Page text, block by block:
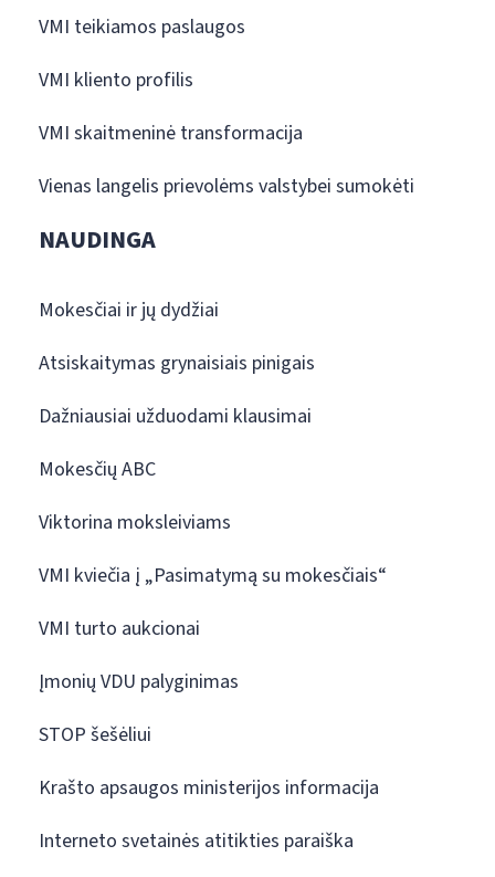
VMI teikiamos paslaugos
VMI kliento profilis
VMI skaitmeninė transformacija
Vienas langelis prievolėms valstybei sumokėti
NAUDINGA
Mokesčiai ir jų dydžiai
Atsiskaitymas grynaisiais pinigais
Dažniausiai užduodami klausimai
Mokesčių ABC
Viktorina moksleiviams
VMI kviečia į „Pasimatymą su mokesčiais“
VMI turto aukcionai
Įmonių VDU palyginimas
STOP šešėliui
Krašto apsaugos ministerijos informacija
Interneto svetainės atitikties paraiška